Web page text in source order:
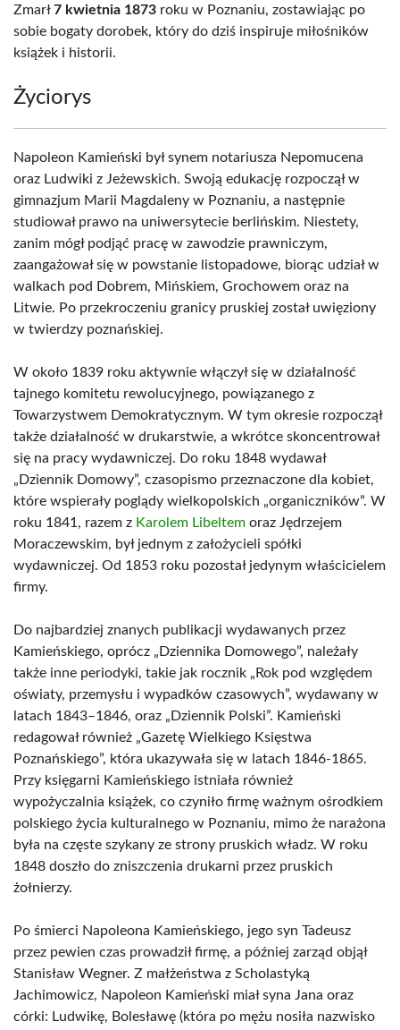
Zmarł7 kwietnia 1873 roku w Poznaniu, zostawiając po
sobie bogaty dorobek, który do dziś inspiruje miłośników
książek i historii.
Życiorys
Napoleon Kamieński był synem notariusza Nepomucena
oraz Ludwiki z Jeżewskich. Swoją edukację rozpoczął w
gimnazjum Marii Magdaleny w Poznaniu, a następnie
studiował prawo na uniwersytecie berlińskim. Niestety,
zanim mógł podjąć pracę w zawodzie prawniczym,
zaangażował się w powstanie listopadowe, biorąc udział w
walkach pod Dobrem, Mińskiem, Grochowem oraz na
Litwie. Po przekroczeniu granicy pruskiej został uwięziony
w twierdzy poznańskiej.
W około 1839 roku aktywnie włączył się w działalność
tajnego komitetu rewolucyjnego, powiązanego z
Towarzystwem Demokratycznym. W tym okresie rozpoczął
także działalność w drukarstwie, a wkrótce skoncentrował
się na pracy wydawniczej. Do roku 1848 wydawał
„Dziennik Domowy”, czasopismo przeznaczone dla kobiet,
które wspierały poglądy wielkopolskich „organiczników”. W
roku 1841, razem z Karolem Libeltem oraz Jędrzejem
Moraczewskim, był jednym z założycieli spółki
wydawniczej. Od 1853 roku pozostał jedynym właścicielem
firmy.
Do najbardziej znanych publikacji wydawanych przez
Kamieńskiego, oprócz „Dziennika Domowego”, należały
także inne periodyki, takie jak rocznik „Rok pod względem
oświaty, przemysłu i wypadków czasowych”, wydawany w
latach 1843–1846, oraz „Dziennik Polski”. Kamieński
redagował również „Gazetę Wielkiego Księstwa
Poznańskiego”, która ukazywała się w latach 1846-1865.
Przy księgarni Kamieńskiego istniała również
wypożyczalnia książek, co czyniło firmę ważnym ośrodkiem
polskiego życia kulturalnego w Poznaniu, mimo że narażona
była na częste szykany ze strony pruskich władz. W roku
1848 doszło do zniszczenia drukarni przez pruskich
żołnierzy.
Po śmierci Napoleona Kamieńskiego, jego syn Tadeusz
przez pewien czas prowadził firmę, a później zarząd objął
Stanisław Wegner. Z małżeństwa z Scholastyką
Jachimowicz, Napoleon Kamieński miał syna Jana oraz
córki: Ludwikę, Bolesławę (która po mężu nosiła nazwisko